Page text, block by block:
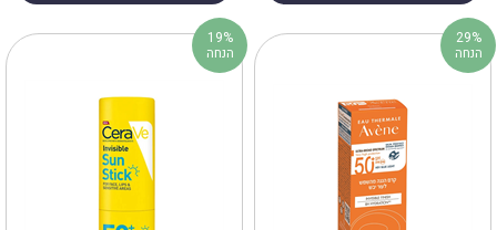
19%
הנחה
29%
הנחה